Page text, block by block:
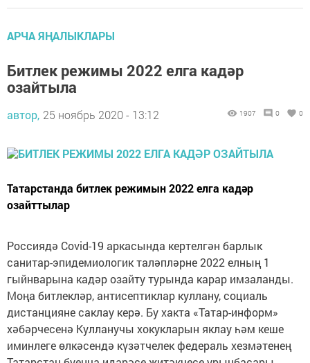
АРЧА ЯҢАЛЫКЛАРЫ
Битлек режимы 2022 елга кадәр
озайтыла
автор, 25 ноябрь 2020 - 13:12 1907 0 0
Татарстанда битлек режимын 2022 елга кадәр
озайттылар
Россиядә Covid-19 аркасында кертелгән барлык
санитар-эпидемиологик таләпләрне 2022 елның 1
гыйнварына кадәр озайту турында карар имзаланды.
Моңа битлекләр, антисептиклар куллану, социаль
дистанцияне саклау керә. Бу хакта «Татар-информ»
хәбәрчесенә Кулланучы хокукларын яклау һәм кеше
иминлеге өлкәсендә күзәтчелек федераль хезмәтенең